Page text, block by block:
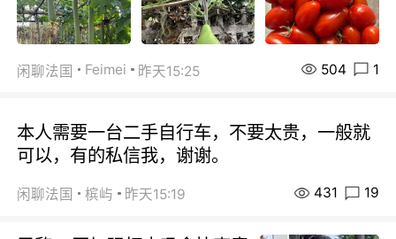
闲聊法国 Feimei 昨天15:25 504 1
本人需要一台二手自行车，不要太贵，一般就
可以，有的私信我，谢谢。
闲聊法国 槟屿 昨天15:19 431 19